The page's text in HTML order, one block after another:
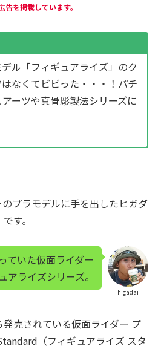
を掲載しています。
ル「フィギュアライズ」のク
なくてビビった・・・！パチ
ーツや真骨彫製法シリーズに
プラモデルに手を出したヒガダ
す。
higadai
ていた仮面ライダー
アライズシリーズ。
売されている仮面ライダー プ
（フィギュアライズ スタ